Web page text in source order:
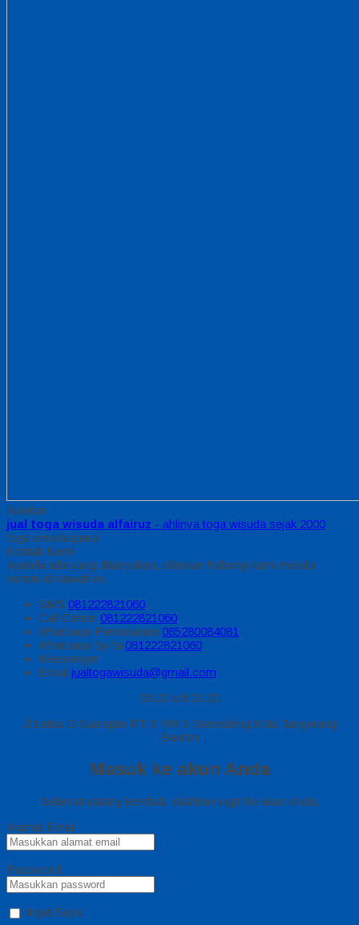
Sidebar
jual toga wisuda alfairuz - ahlinya toga wisuda sejak 2000
toga wisuda juara
Kontak Kami
Apabila ada yang ditanyakan, silahkan hubungi kami melalui
kontak di bawah ini.
SMS 081222821060
Call Center 081222821060
Whatsapp Pemesanan 085280084081
Whatsapp Syifa 081222821060
Messenger
Email jualtogawisuda@gmail.com
08.00 s/d 20.00
Jl Letda D Suprapto RT 3 RW 5 Gerendeng Kota Tangerang
Banten
Masuk ke akun Anda
Selamat datang kembali, silahkan login ke akun Anda.
Alamat Email
Password
Ingat Saya